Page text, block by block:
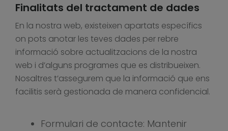
Finalitats del tractament de dades
En la nostra web, existeixen apartats específics
on pots anotar les teves dades per rebre
informació sobre actualitzacions de la nostra
web i d’alguns programes que es distribueixen.
Nosaltres t’assegurem que la informació que ens
facilitis serà gestionada de manera confidencial.
Formulari de contacte: Mantenir